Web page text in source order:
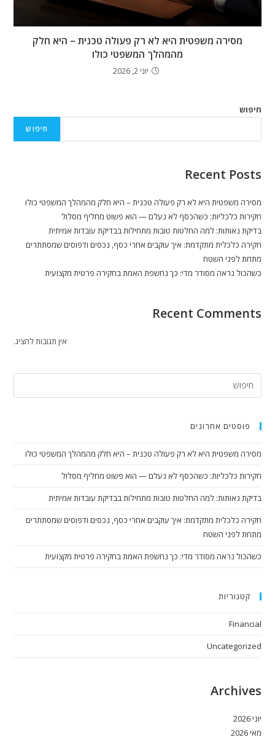
מסירה משפטית היא לא רק פעולה טכנית – היא חלק
מהמהלך המשפטי כולו
יוני 2, 2026
חיפוש
חיפוש
Recent Posts
מסירה משפטית היא לא רק פעולה טכנית – היא חלק מהמהלך המשפטי כולו
חקירות כלכליות: כשהכסף לא נעלם — הוא פשוט מחליף מסלול
בדיקת נאותות: למה החלטות טובות מתחילות בבדיקת עובדות אמיתית
חקירה כלכלית מתקדמת: איך עוקבים אחרי כסף, נכסים ודפוסים שמסתתרים
מתחת לפני השטח
כשהכול נראה מסודר מדי: כך נחשפת האמת בחקירה פרטית מקצועית
Recent Comments
אין תגובות להציג.
פוסטים אחרונים
מסירה משפטית היא לא רק פעולה טכנית – היא חלק מהמהלך המשפטי כולו
חקירות כלכליות: כשהכסף לא נעלם — הוא פשוט מחליף מסלול
בדיקת נאותות: למה החלטות טובות מתחילות בבדיקת עובדות אמיתית
חקירה כלכלית מתקדמת: איך עוקבים אחרי כסף, נכסים ודפוסים שמסתתרים
מתחת לפני השטח
כשהכול נראה מסודר מדי: כך נחשפת האמת בחקירה פרטית מקצועית
קטגוריות
Financial
Uncategorized
Archives
יוני 2026
מאי 2026